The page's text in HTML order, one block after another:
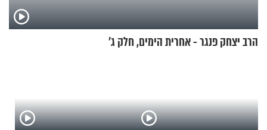
הרב יצחק פנגר - אחרית הימים, חלק ג’